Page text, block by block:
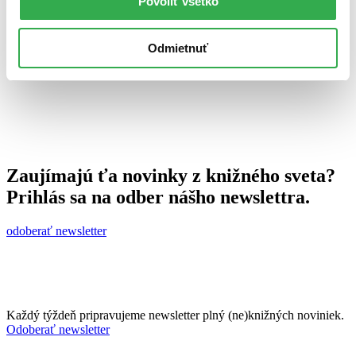
Odmietnuť
Zaujímajú ťa novinky z knižného sveta?
Prihlás sa na odber nášho newslettra.
odoberať newsletter
Každý týždeň pripravujeme newsletter plný (ne)knižných noviniek.
Odoberať newsletter